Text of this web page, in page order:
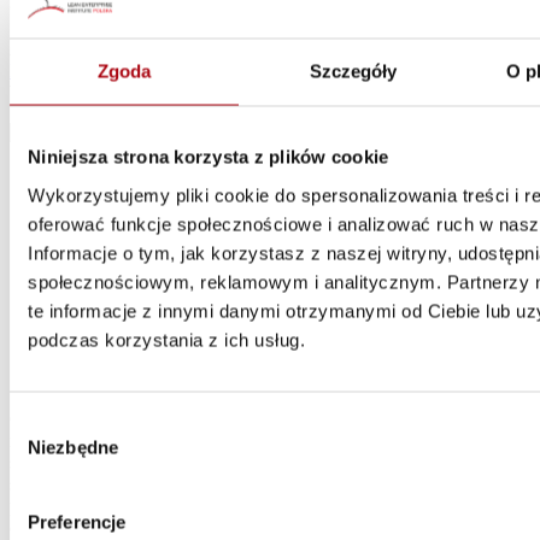
Zgoda Szczegóły O
Niniejsza strona korzysta z plików cookie
Wykorzystujemy pliki cookie do spersonalizowania treści i
oferować funkcje społecznościowe i analizować ruch w
Informacje o tym, jak korzystasz z naszej witryny,
społecznościowym, reklamowym i analitycznym. Partnerzy
te informacje z innymi danymi otrzymanymi od Ciebie lub
podczas korzystania z ich usług.
zgody
Niezbędne
Preferencje
Greg Lane
Management, która odbędzie się w dniach 7-9 czerwca 2016 we
rozpoczął 25 lat temu od pracy w Toyocie. Jako jeden z wybrańców
spędził rok w Japonii i dzięki szkoleniu, które otrzymał, stał
oddziałach Toyoty. Pracując dla General Motors i Delphi